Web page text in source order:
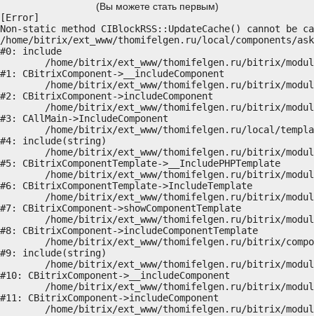
(Вы можете стать первым)
[Error]
Non-static method CIBlockRSS::UpdateCache() cannot
/home/bitrix/ext_www/thomifelgen.ru/local/components/
#0: include
#1: CBitrixComponent->__includeComponent
#2: CBitrixComponent->includeComponent
#3: CAllMain->IncludeComponent
#4: include(string)
#5: CBitrixComponentTemplate->__IncludePHPTemplate
#6: CBitrixComponentTemplate->IncludeTemplate
#7: CBitrixComponent->showComponentTemplate
#8: CBitrixComponent->includeComponentTemplate
#9: include(string)
#10: CBitrixComponent->__includeComponent
#11: CBitrixComponent->includeComponent